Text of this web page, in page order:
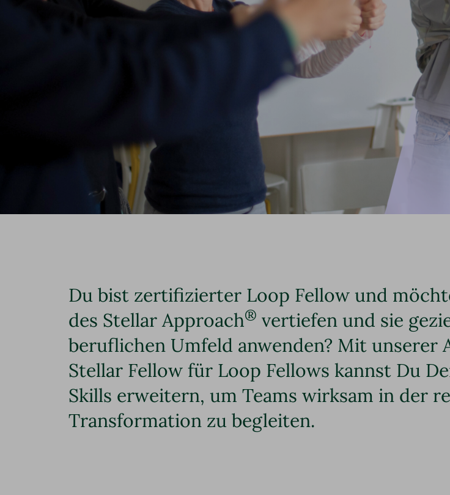
Du bist zertifizierter Loop Fellow und
des Stellar Approach® vertiefen und sie
beruflichen Umfeld anwenden? Mit unserer
Stellar Fellow für Loop Fellows kannst Du
Skills erweitern, um Teams wirksam in der
Transformation zu begleiten.